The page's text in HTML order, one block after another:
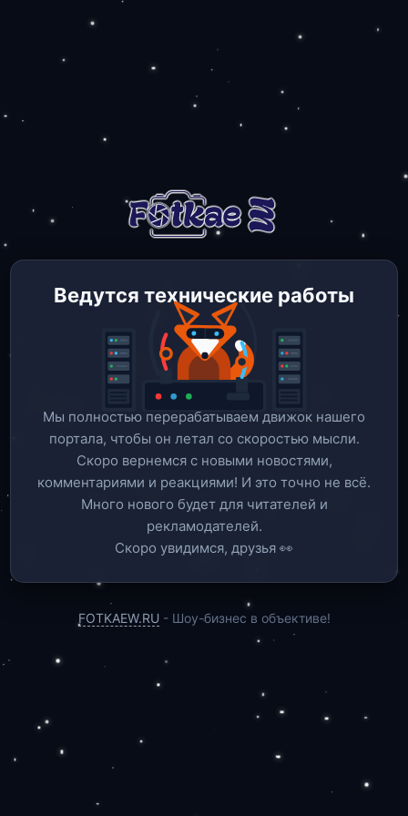
Ведутся технические работы
Мы полностью перерабатываем движок нашего
портала, чтобы он летал со скоростью мысли.
Скоро вернемся c новыми новостями,
комментариями и реакциями! И это точно не всё.
Много нового будет для читателей и
рекламодателей.
Скоро увидимся, друзья 👀
FOTKAEW.RU - Шоу-бизнес в объективе!